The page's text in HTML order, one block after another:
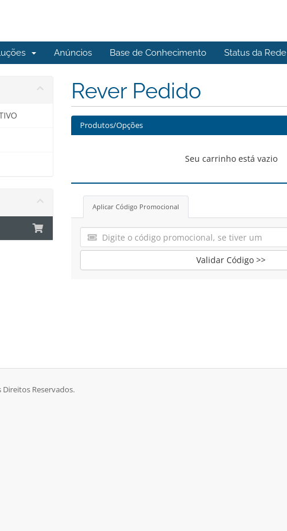
Anúncios Base de Conhecimento Status da Rede
Rever Pedido
Produtos/Opções
Seu carrinho está vazio
Aplicar Código Promocional
Validar Código >>
Reservados.